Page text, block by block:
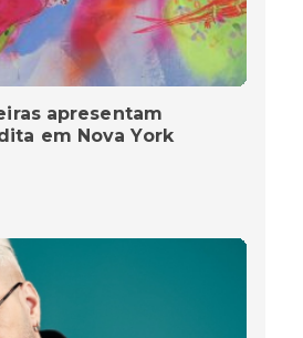
apresentam
em Nova York